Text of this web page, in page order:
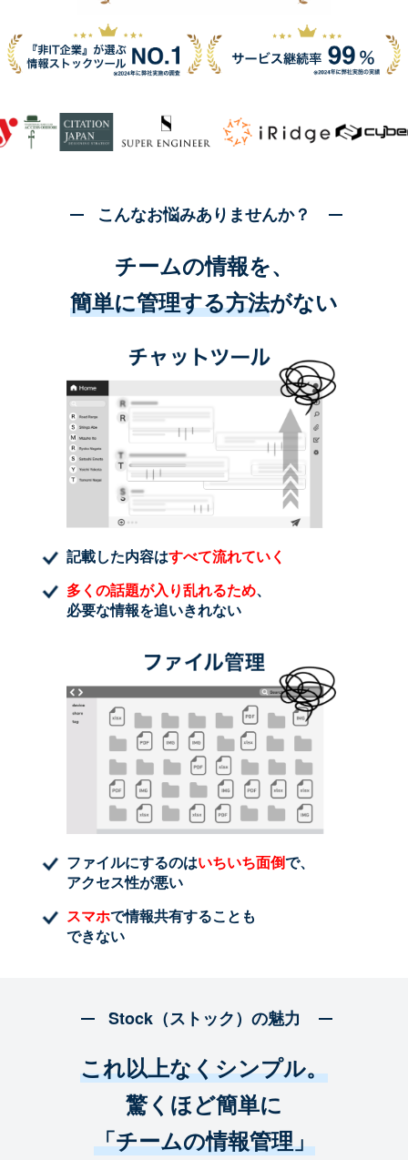
こんなお悩みありませんか？
チームの情報を、
簡単に管理する方法がない
記載した内容はすべて流れていく
多くの話題が入り乱れるため、
必要な情報を追いきれない
ファイルにするのはいちいち面倒で、
アクセス性が悪い
スマホで情報共有することも
できない
Stock（ストック）の魅力
これ以上なくシンプル。
驚くほど簡単に
「チームの情報管理」